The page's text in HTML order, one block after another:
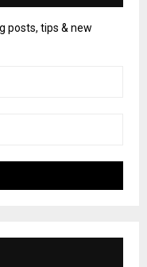
posts, tips & new